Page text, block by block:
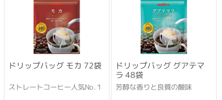
ドリップバッグ モカ 72袋
ストレートコーヒー人気No.１
ドリップバッグ グアテマ
ラ 48袋
芳醇な香りと良質の酸味